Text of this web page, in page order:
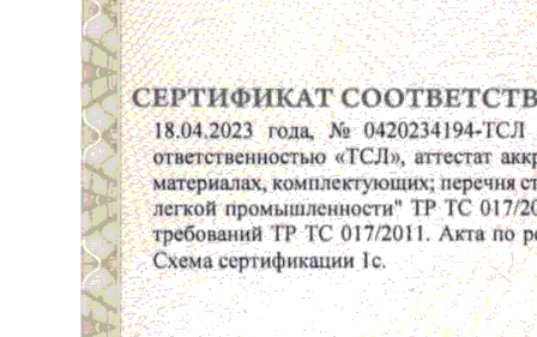
ПОДПИСЫВАЙТЕСЬ
НА НАШИ СОЦСЕТИ
CЛЕДИТЕ ЗА ОБНОВЛЕНИЯМИ*
@PERFERA.RU